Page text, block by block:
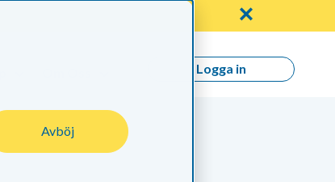
Avböj
✕
Logga in